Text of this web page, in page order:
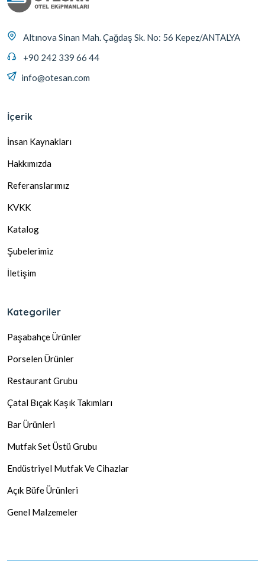
Altınova Sinan Mah. Çağdaş Sk. No: 56 Kepez/ANTALYA
+90 242 339 66 44
info@otesan.com
İçerik
İnsan Kaynakları
Hakkımızda
Referanslarımız
KVKK
Katalog
Şubelerimiz
İletişim
Kategoriler
Paşabahçe Ürünler
Porselen Ürünler
Restaurant Grubu
Çatal Bıçak Kaşık Takımları
Bar Ürünleri
Mutfak Set Üstü Grubu
Endüstriyel Mutfak Ve Cihazlar
Açık Büfe Ürünleri
Genel Malzemeler